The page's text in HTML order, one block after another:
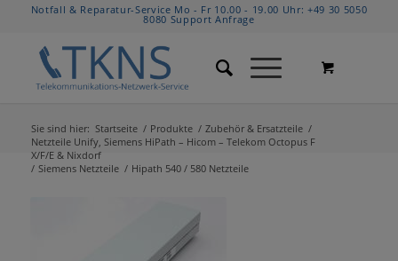
Notfall & Reparatur-Service Mo - Fr 10.00 - 19.00 Uhr:+49 30 5050
8080 Support Anfrage
Sie sind hier: Startseite / Produkte / Zubehör & Ersatzteile /
Netzteile Unify, Siemens HiPath – Hicom – Telekom Octopus F
X/F/E & Nixdorf
/ Siemens Netzteile / Hipath 540 / 580 Netzteile